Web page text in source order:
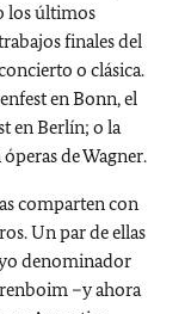
los últimos
finales del
o clásica.
en Bonn, el
en Berlín; o la
de Wagner.
comparten con
Un par de ellas
denominador
–y ahora